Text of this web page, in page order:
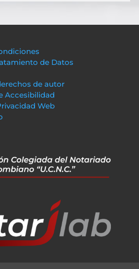
de Datos
de autor
Accesibilidad
Web